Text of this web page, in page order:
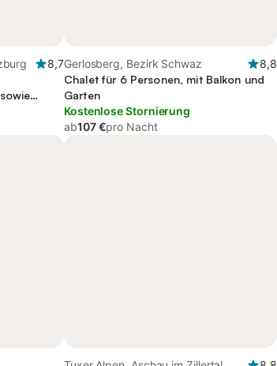
8,7Gerlosberg, Bezirk Schwaz
8,8
Chalet für 6 Personen, mit Balkon und
Garten
Kostenlose Stornierung
ab107 €pro Nacht